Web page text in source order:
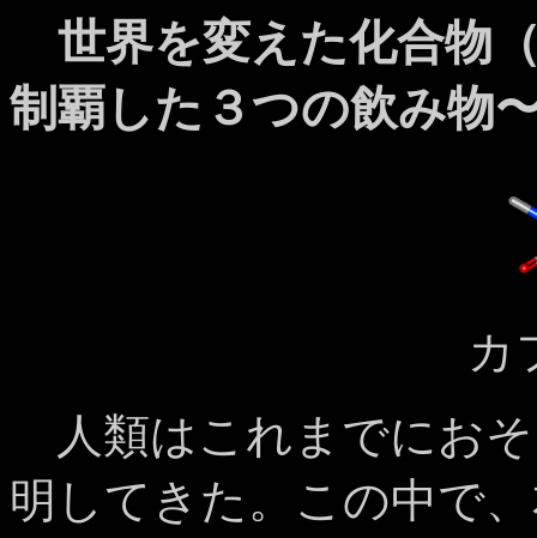
世界を変えた化合物
制覇した３つの飲み物
カ
人類はこれまでにお
明してきた。この中で